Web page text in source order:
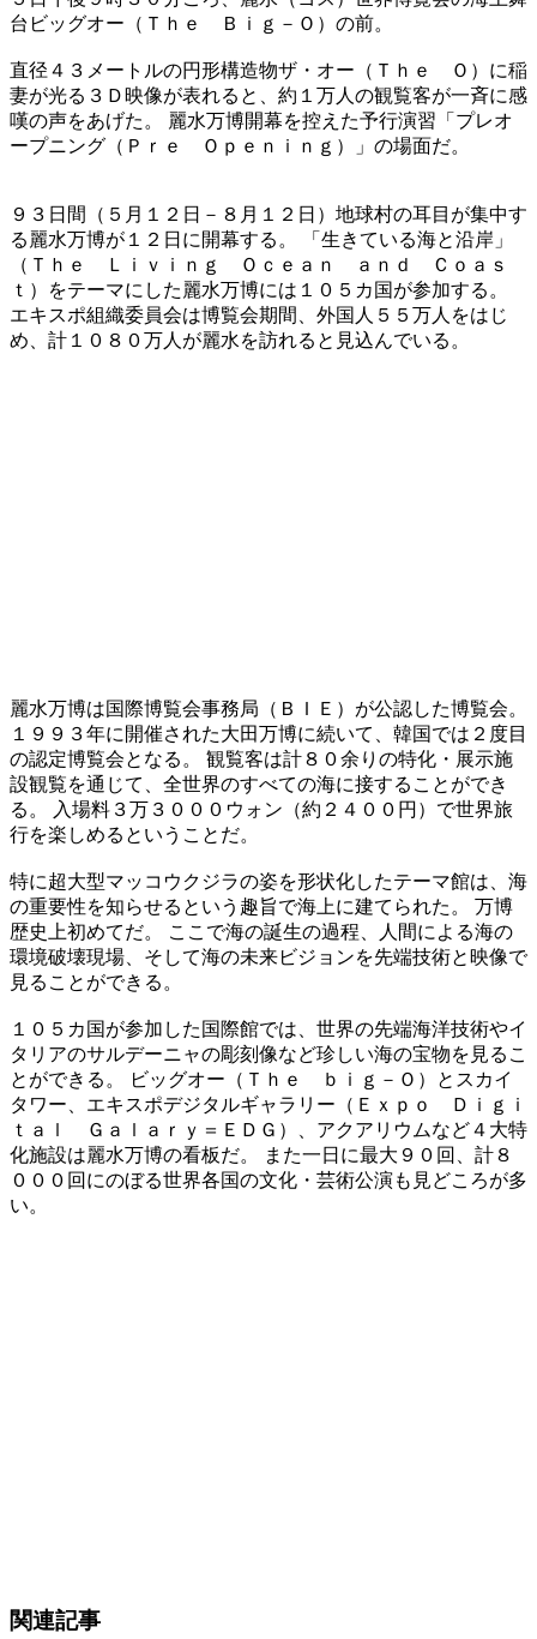
台ビッグオー（Ｔｈｅ Ｂｉｇ－Ｏ）の前。
直径４３メートルの円形構造物ザ・オー（Ｔｈｅ Ｏ）に稲
妻が光る３Ｄ映像が表れると、約１万人の観覧客が一斉に感
嘆の声をあげた。 麗水万博開幕を控えた予行演習「プレオ
ープニング（Ｐｒｅ Ｏｐｅｎｉｎｇ）」の場面だ。
９３日間（５月１２日－８月１２日）地球村の耳目が集中す
る麗水万博が１２日に開幕する。 「生きている海と沿岸」
（Ｔｈｅ Ｌｉｖｉｎｇ Ｏｃｅａｎ ａｎｄ Ｃｏａｓ
ｔ）をテーマにした麗水万博には１０５カ国が参加する。
エキスポ組織委員会は博覧会期間、外国人５５万人をはじ
め、計１０８０万人が麗水を訪れると見込んでいる。
麗水万博は国際博覧会事務局（ＢＩＥ）が公認した博覧会。
１９９３年に開催された大田万博に続いて、韓国では２度目
の認定博覧会となる。 観覧客は計８０余りの特化・展示施
設観覧を通じて、全世界のすべての海に接することができ
る。 入場料３万３０００ウォン（約２４００円）で世界旅
行を楽しめるということだ。
特に超大型マッコウクジラの姿を形状化したテーマ館は、海
の重要性を知らせるという趣旨で海上に建てられた。 万博
歴史上初めてだ。 ここで海の誕生の過程、人間による海の
環境破壊現場、そして海の未来ビジョンを先端技術と映像で
見ることができる。
１０５カ国が参加した国際館では、世界の先端海洋技術やイ
タリアのサルデーニャの彫刻像など珍しい海の宝物を見るこ
とができる。 ビッグオー（Ｔｈｅ ｂｉｇ－Ｏ）とスカイ
タワー、エキスポデジタルギャラリー（Ｅｘｐｏ Ｄｉｇｉ
ｔａｌ Ｇａｌａｒｙ＝ＥＤＧ）、アクアリウムなど４大特
化施設は麗水万博の看板だ。 また一日に最大９０回、計８
０００回にのぼる世界各国の文化・芸術公演も見どころが多
い。
関連記事